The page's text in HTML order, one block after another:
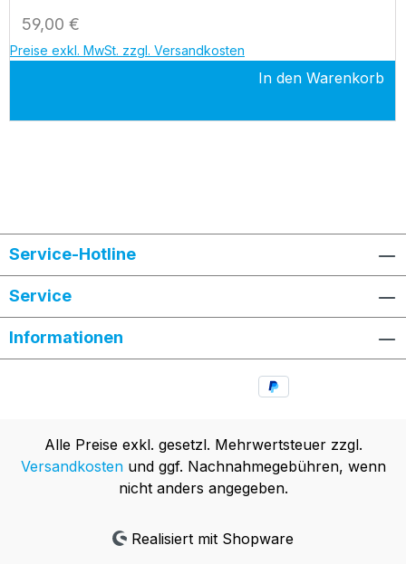
Regulärer Preis:
59,00 €
Preise exkl. MwSt. zzgl. Versandkosten
In den Warenkorb
Service-Hotline
Service
Informationen
Alle Preise exkl. gesetzl. Mehrwertsteuer zzgl.
Versandkostenund ggf. Nachnahmegebühren, wenn
nicht anders angegeben.
Realisiert mit Shopware